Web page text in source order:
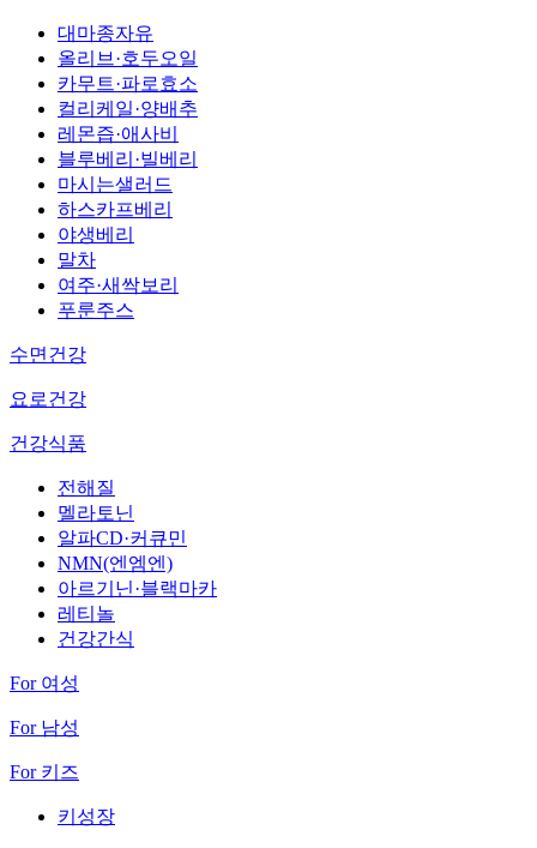
대마종자유
올리브·호두오일
카무트·파로효소
컬리케일·양배추
레몬즙·애사비
블루베리·빌베리
마시는샐러드
하스카프베리
야생베리
말차
여주·새싹보리
푸룬주스
수면건강
요로건강
건강식품
전해질
멜라토닌
알파CD·커큐민
NMN(엔엠엔)
아르기닌·블랙마카
레티놀
건강간식
For 여성
For 남성
For 키즈
키성장